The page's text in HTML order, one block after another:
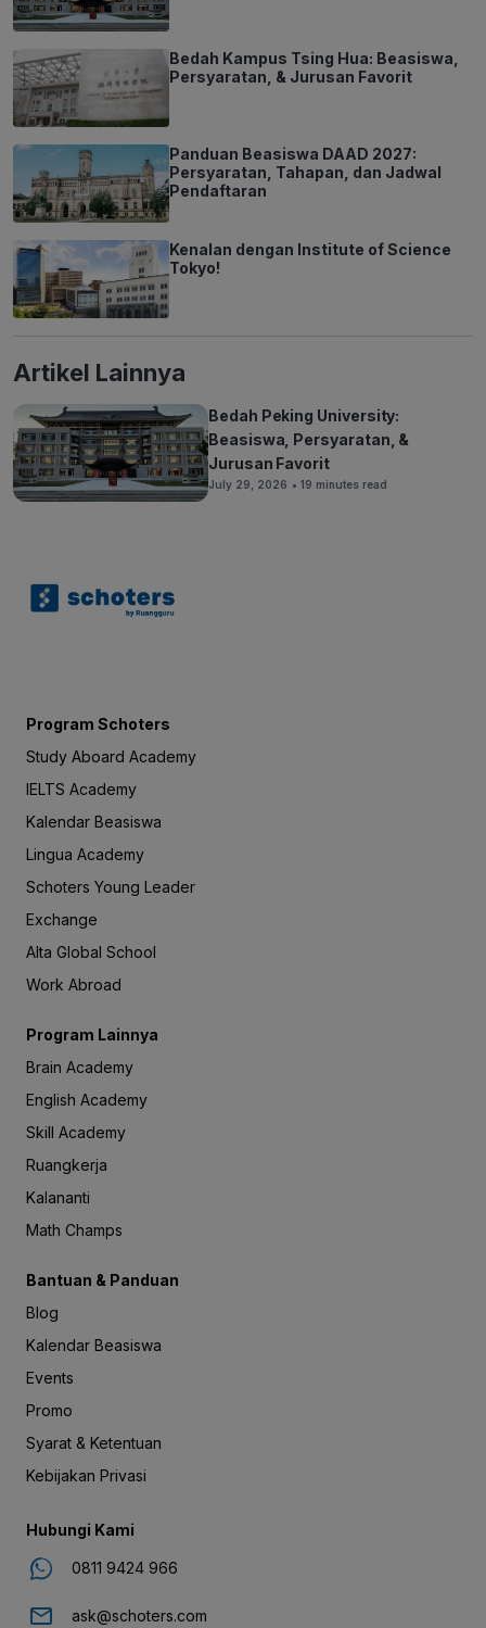
Bedah Kampus Tsing Hua: Beasiswa,
Persyaratan, & Jurusan Favorit
Panduan Beasiswa DAAD 2027:
Persyaratan, Tahapan, dan Jadwal
Pendaftaran
Kenalan dengan Institute of Science
Tokyo!
Artikel Lainnya
Bedah Peking University:
Beasiswa, Persyaratan, &
Jurusan Favorit
July 29, 2026 • 19 minutes read
Program Schoters
Study Aboard Academy
IELTS Academy
Kalendar Beasiswa
Lingua Academy
Schoters Young Leader
Exchange
Alta Global School
Work Abroad
Program Lainnya
Brain Academy
English Academy
Skill Academy
Ruangkerja
Kalananti
Math Champs
Bantuan & Panduan
Blog
Kalendar Beasiswa
Events
Promo
Syarat & Ketentuan
Kebijakan Privasi
Hubungi Kami
0811 9424 966
ask@schoters.com